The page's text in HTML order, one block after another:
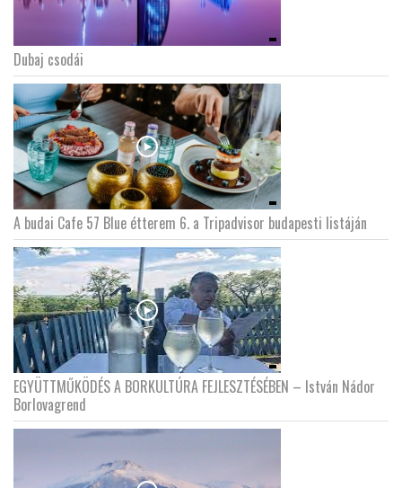
Dubaj csodái
A budai Cafe 57 Blue étterem 6. a Tripadvisor budapesti listáján
EGYÜTTMŰKÖDÉS A BORKULTÚRA FEJLESZTÉSÉBEN – István Nádor
Borlovagrend